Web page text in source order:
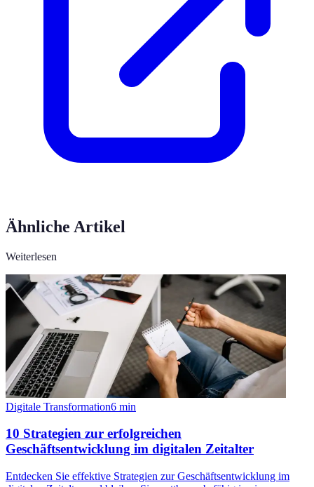
Ähnliche Artikel
Weiterlesen
Digitale Transformation6 min
10 Strategien zur erfolgreichen
Geschäftsentwicklung im digitalen Zeitalter
Entdecken Sie effektive Strategien zur Geschäftsentwicklung im